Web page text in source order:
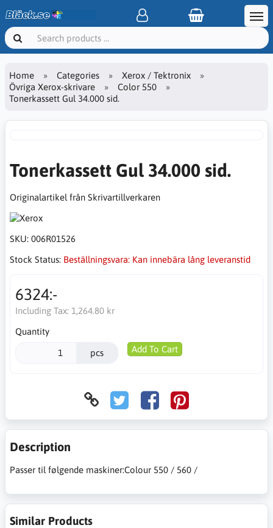
Home Categories
Xerox / Tektronix
Övriga Xerox-skrivare
Color 550
Tonerkassett Gul 34.000 sid.
Tonerkassett Gul 34.000 sid.
Originalartikel från Skrivartillverkaren
SKU: 006R01526
Stock Status: Beställningsvara: Kan innebära lång leveranstid
6324:-
Including Tax: 1,264.80 kr
Quantity
pcs Add To Cart
Description
Passer til følgende maskiner:Colour 550 / 560 /
Similar Products